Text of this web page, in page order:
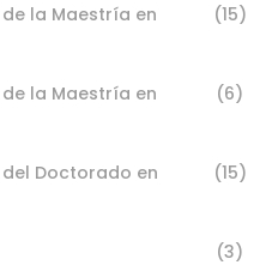
la Maestría en
(15)
la Maestría en
(6)
Doctorado en
(15)
(3)